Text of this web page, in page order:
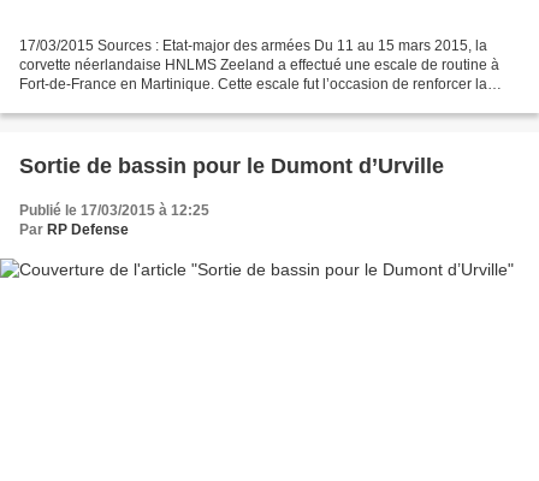
17/03/2015 Sources : Etat-major des armées Du 11 au 15 mars 2015, la
corvette néerlandaise HNLMS Zeeland a effectué une escale de routine à
Fort-de-France en Martinique. Cette escale fut l’occasion de renforcer la
Sortie de bassin pour le Dumont d’Urville
Publié le 17/03/2015 à 12:25
Par RP Defense